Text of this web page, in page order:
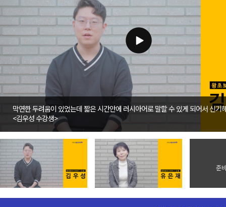
막연한 두려움이 있었는데 짧은 시간안에 러시아어로 말할 수 있게 되어서 신기
<김우성수강생>
준